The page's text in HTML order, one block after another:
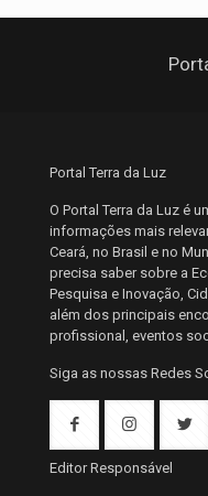
Portal Terra da Luz
O Portal Terra da Luz é
informações mais
Ceará, no Brasil e no
precisa saber sobre a
Pesquisa e Inovação,
além dos principais
profissional, eventos
Siga as nossas Redes
Editor Responsável